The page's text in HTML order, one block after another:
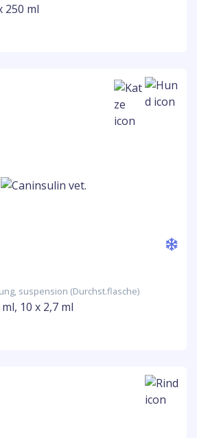
250 ml
suspension (Durchst.flasche)
10 x 2,7 ml